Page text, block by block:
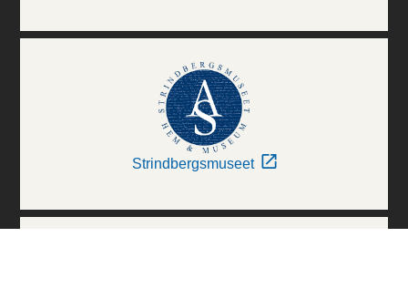
Strindbergsmuseet